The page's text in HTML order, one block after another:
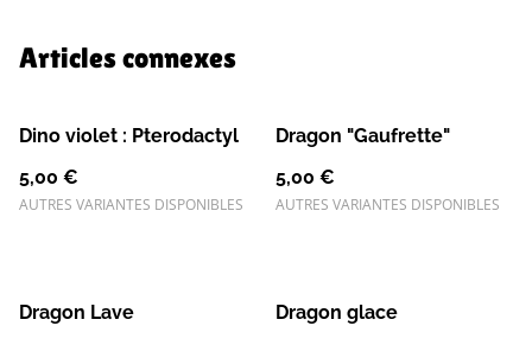
Articles connexes
Dino violet : Pterodactyl
5,00 €
AUTRES VARIANTES DISPONIBLES
Dragon "Gaufrette"
5,00 €
AUTRES VARIANTES DISPONIBLES
Dragon Lave
Dragon glace